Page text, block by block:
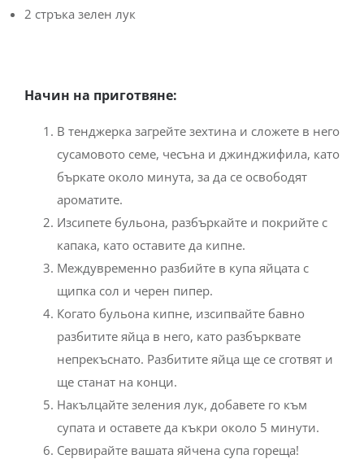
2 стръка зелен лук
Начин на приготвяне:
В тенджерка загрейте зехтина и сложете в него
сусамовото семе, чесъна и джинджифила, като
бъркате около минута, за да се освободят
ароматите.
Изсипете бульона, разбъркайте и покрийте с
капака, като оставите да кипне.
Междувременно разбийте в купа яйцата с
щипка сол и черен пипер.
Когато бульона кипне, изсипвайте бавно
разбитите яйца в него, като разбърквате
непрекъснато. Разбитите яйца ще се сготвят и
ще станат на конци.
Накълцайте зеления лук, добавете го към
супата и оставете да къкри около 5 минути.
Сервирайте вашата яйчена супа гореща!